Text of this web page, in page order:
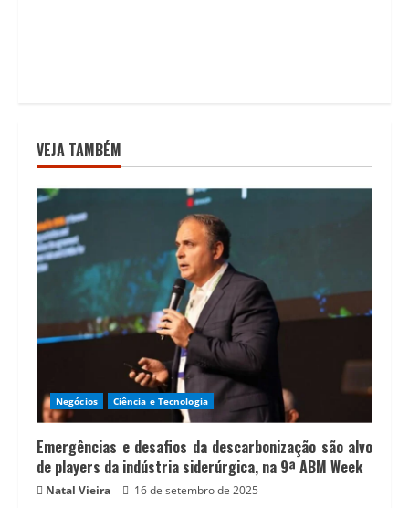
VEJA TAMBÉM
Negócios Ciência e Tecnologia
Emergências e desafios da descarbonização são alvo
de players da indústria siderúrgica, na 9ª ABM Week
Natal Vieira 16 de setembro de 2025